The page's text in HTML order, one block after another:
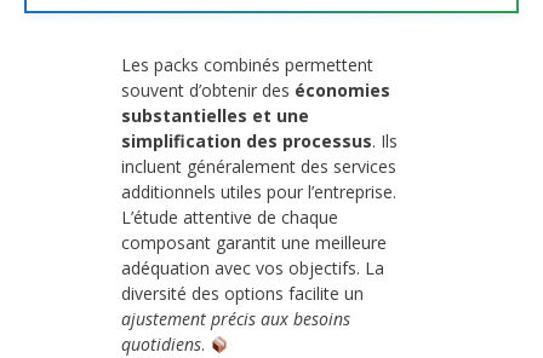
Les packs combinés permettent
souvent d’obtenir des économies
substantielles et une
simplification des processus. Ils
incluent généralement des services
additionnels utiles pour l’entreprise.
L’étude attentive de chaque
composant garantit une meilleure
adéquation avec vos objectifs. La
diversité des options facilite un
ajustement précis aux besoins
quotidiens.